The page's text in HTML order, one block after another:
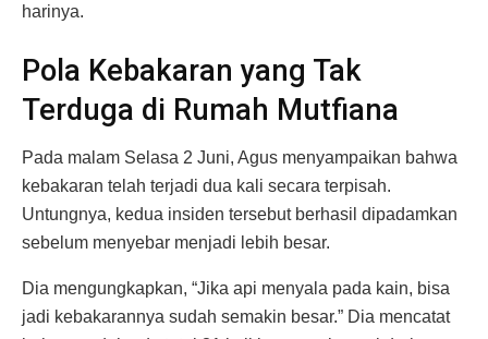
harinya.
Pola Kebakaran yang Tak
Terduga di Rumah Mutfiana
Pada malam Selasa 2 Juni, Agus menyampaikan bahwa
kebakaran telah terjadi dua kali secara terpisah.
Untungnya, kedua insiden tersebut berhasil dipadamkan
sebelum menyebar menjadi lebih besar.
Dia mengungkapkan, “Jika api menyala pada kain, bisa
jadi kebakarannya sudah semakin besar.” Dia mencatat